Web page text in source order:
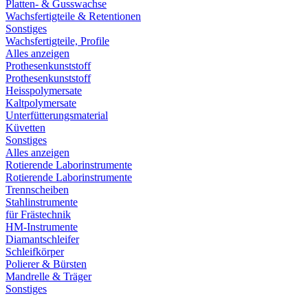
Platten- & Gusswachse
Wachsfertigteile & Retentionen
Sonstiges
Wachsfertigteile, Profile
Alles anzeigen
Prothesenkunststoff
Prothesenkunststoff
Heisspolymersate
Kaltpolymersate
Unterfütterungsmaterial
Küvetten
Sonstiges
Alles anzeigen
Rotierende Laborinstrumente
Rotierende Laborinstrumente
Trennscheiben
Stahlinstrumente
für Frästechnik
HM-Instrumente
Diamantschleifer
Schleifkörper
Polierer & Bürsten
Mandrelle & Träger
Sonstiges